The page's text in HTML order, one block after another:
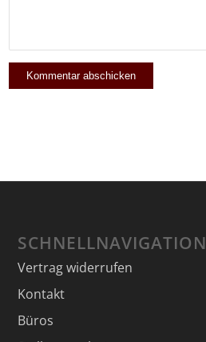
SCHNELLNAVIGATION
Vertrag widerrufen
Kontakt
Büros